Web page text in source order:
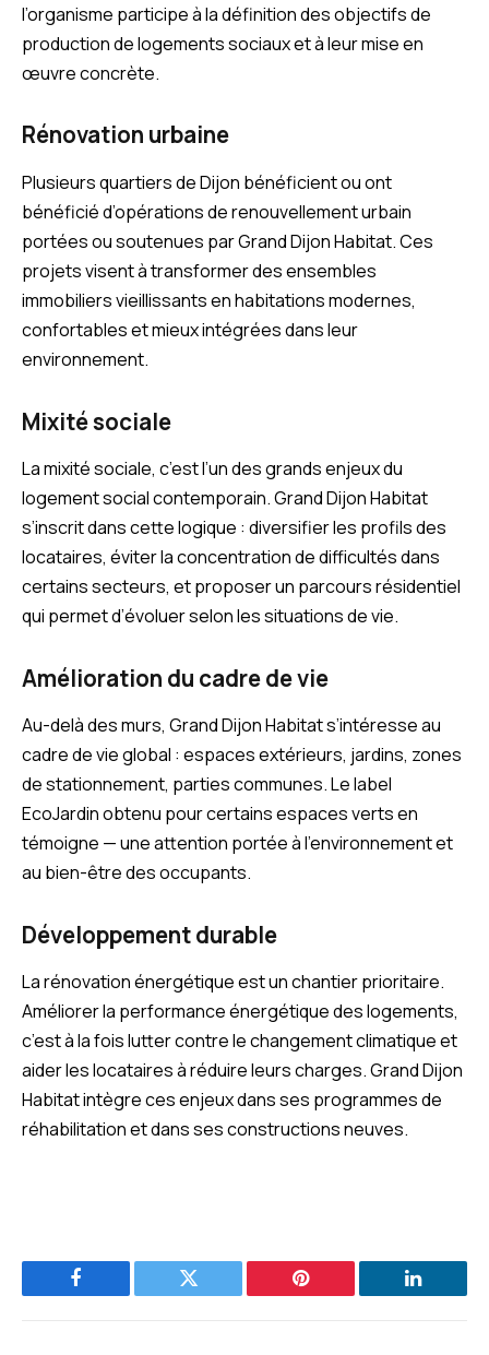
l’organisme participe à la définition des objectifs de
production de logements sociaux et à leur mise en
œuvre concrète.
Rénovation urbaine
Plusieurs quartiers de Dijon bénéficient ou ont
bénéficié d’opérations de renouvellement urbain
portées ou soutenues par Grand Dijon Habitat. Ces
projets visent à transformer des ensembles
immobiliers vieillissants en habitations modernes,
confortables et mieux intégrées dans leur
environnement.
Mixité sociale
La mixité sociale, c’est l’un des grands enjeux du
logement social contemporain. Grand Dijon Habitat
s’inscrit dans cette logique : diversifier les profils des
locataires, éviter la concentration de difficultés dans
certains secteurs, et proposer un parcours résidentiel
qui permet d’évoluer selon les situations de vie.
Amélioration du cadre de vie
Au-delà des murs, Grand Dijon Habitat s’intéresse au
cadre de vie global : espaces extérieurs, jardins, zones
de stationnement, parties communes. Le label
EcoJardin obtenu pour certains espaces verts en
témoigne — une attention portée à l’environnement et
au bien-être des occupants.
Développement durable
La rénovation énergétique est un chantier prioritaire.
Améliorer la performance énergétique des logements,
c’est à la fois lutter contre le changement climatique et
aider les locataires à réduire leurs charges. Grand Dijon
Habitat intègre ces enjeux dans ses programmes de
réhabilitation et dans ses constructions neuves.
Facebook Twitter Pinterest LinkedIn